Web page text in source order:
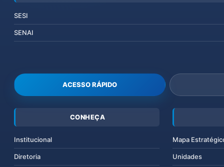
SESI
SENAI
ACESSO RÁPIDO
CONHEÇA
Institucional
Diretoria
Mapa
Unidades